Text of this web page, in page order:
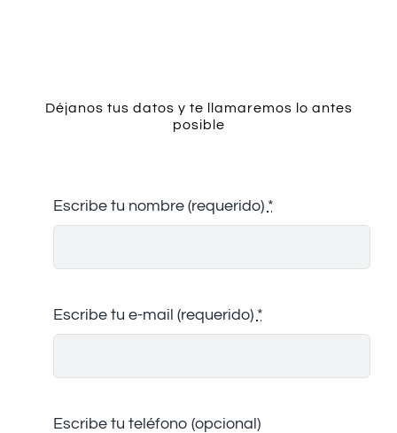
Déjanos tus datos y te llamaremos lo antes
posible
Escribe tu nombre (requerido) *
Escribe tu e-mail (requerido) *
Escribe tu teléfono (opcional)